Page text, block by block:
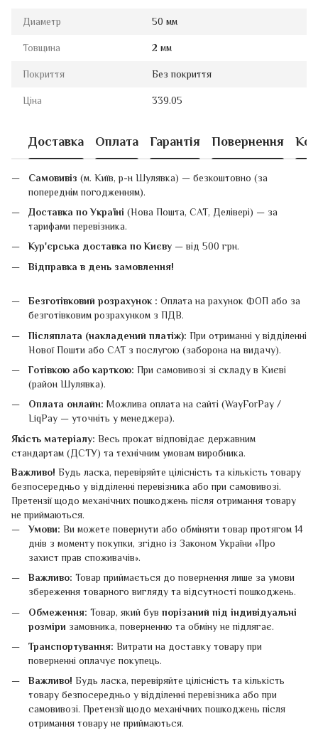
Диаметр 50 мм
Товщина 2 мм
Покриття Без покриття
Ціна 339.05
Доставка Оплата Гарантія Повернення
Самовивіз (м. Київ, р-н Шулявка) — безкоштовно (за
попереднім погодженням).
Доставка по Україні (Нова Пошта, САТ, Делівері) — за
тарифами перевізника.
Кур'єрська доставка по Києву — від 500 грн.
Відправка в день замовлення!
Безготівковий розрахунок : Оплата на рахунок ФОП або за
безготівковим розрахунком з ПДВ.
Післяплата (накладений платіж): При отриманні у відділенні
Нової Пошти або САТ з послугою (заборона на видачу).
Готівкою або карткою: При самовивозі зі складу в Києві
(район Шулявка).
Оплата онлайн: Можлива оплата на сайті (WayForPay /
LiqPay — уточніть у менеджера).
Якість матеріалу: Весь прокат відповідає державним
стандартам (ДСТУ) та технічним умовам виробника.
Важливо! Будь ласка, перевіряйте цілісність та кількість товару
безпосередньо у відділенні перевізника або при самовивозі.
Претензії щодо механічних пошкоджень після отримання товару
не приймаються.
Умови: Ви можете повернути або обміняти товар протягом 14
днів з моменту покупки, згідно із Законом України «Про
захист прав споживачів».
Важливо: Товар приймається до повернення лише за умови
збереження товарного вигляду та відсутності пошкоджень.
Обмеження: Товар, який був порізаний під індивідуальні
розміри замовника, поверненню та обміну не підлягає.
Транспортування: Витрати на доставку товару при
поверненні оплачує покупець.
Важливо! Будь ласка, перевіряйте цілісність та кількість
товару безпосередньо у відділенні перевізника або при
самовивозі. Претензії щодо механічних пошкоджень після
отримання товару не приймаються.